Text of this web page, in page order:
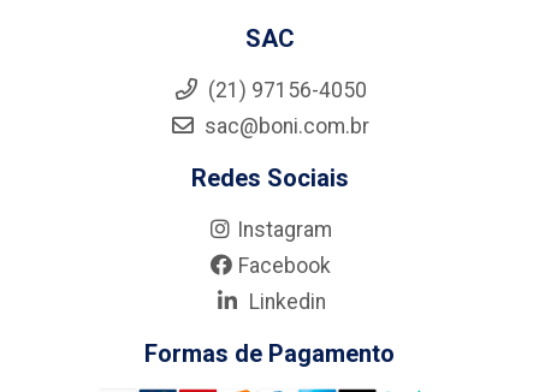
SAC
(21) 97156-4050
sac@boni.com.br
Redes Sociais
Instagram
Facebook
Linkedin
Formas de Pagamento